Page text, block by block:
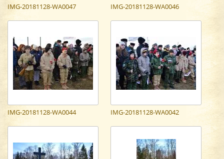
IMG-20181128-WA0047 IMG-20181128-WA0046
IMG-20181128-WA0044 IMG-20181128-WA0042